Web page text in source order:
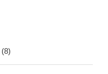
(8)